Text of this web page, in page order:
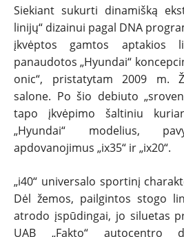
Siekiant sukurti dinamišką
linijų“ dizainui pagal DNA
įkvėptos gamtos aptakios
panaudotos „Hyundai“
onic“, pristatytam 2009 m.
salone. Po šio debiuto
tapo įkvėpimo šaltiniu
„Hyundai“ modelius,
apdovanojimus „ix35“ ir „ix20“.
„i40“ universalo sportinį
Dėl žemos, pailgintos stogo
atrodo įspūdingai, jo siluetas
UAB „Fakto“ autocentro